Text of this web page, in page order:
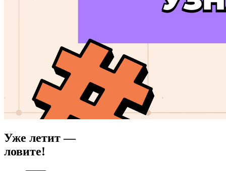
Уже летит —
ловите!